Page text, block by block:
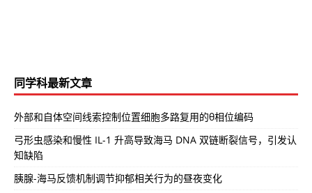
同学科最新文章
外部和自体空间线索控制位置细胞多路复用的θ相位编码
弓形虫感染和慢性 IL-1 升高导致海马 DNA 双链断裂信号，引发认
知缺陷
胰腺-海马反馈机制调节抑郁相关行为的昼夜变化